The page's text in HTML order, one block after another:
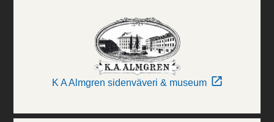
K A Almgren sidenväveri & museum